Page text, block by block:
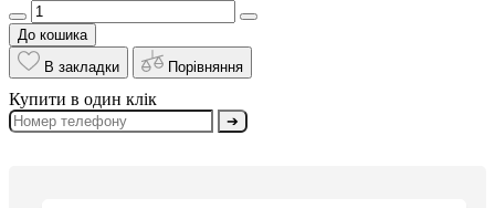
До кошика
В закладки
Порівняння
Купити в один клік
➔